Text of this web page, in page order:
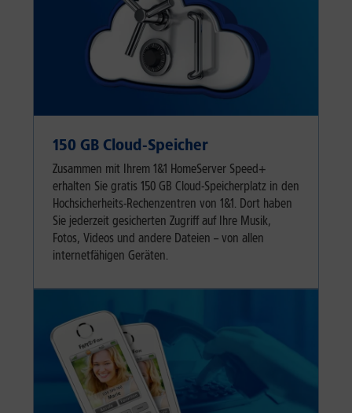
150 GB Cloud-Speicher
Zusammen mit Ihrem 1&1 HomeServer Speed+
erhalten Sie gratis 150 GB Cloud-Speicherplatz in den
Hochsicherheits-Rechenzentren von 1&1. Dort haben
Sie jederzeit gesicherten Zugriff auf Ihre Musik,
Fotos, Videos und andere Dateien – von allen
internetfähigen Geräten.